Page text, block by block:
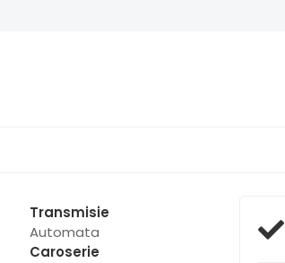
Transmisie
Automata
Caroserie